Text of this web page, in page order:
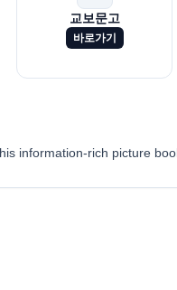
교보문고
바로가기
information-rich picture